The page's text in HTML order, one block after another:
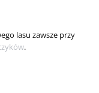
lasu zawsze przy
.